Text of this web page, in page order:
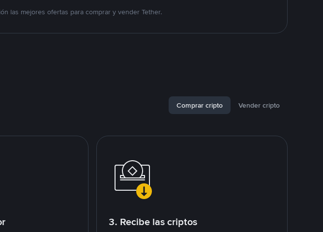
las mejores ofertas para comprar y vender Tether.
Comprar cripto Vender cripto
3. Recibe las criptos